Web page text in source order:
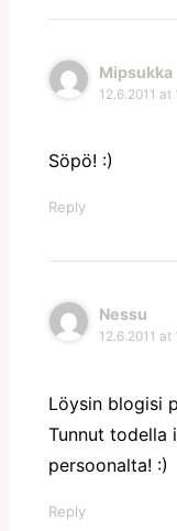
Mipsukka
12.6.2011 at
Söpö! :)
Reply
Nessu
12.6.2011 at
Löysin blogisi
Tunnut todella
persoonalta! :)
Reply